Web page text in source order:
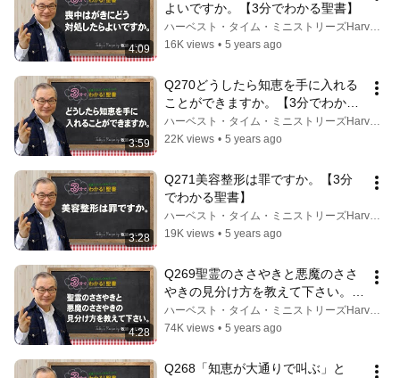
4:09
よいですか。【3分でわかる聖書】
ハーベスト・タイム・ミニストリーズHarvest Time Ministries
16K views • 5 years ago
3:59
Q270どうしたら知恵を手に入れる
ことができますか。【3分でわかる
聖書】
ハーベスト・タイム・ミニストリーズHarvest Time Ministries
22K views • 5 years ago
3:28
Q271美容整形は罪ですか。【3分
でわかる聖書】
ハーベスト・タイム・ミニストリーズHarvest Time Ministries
19K views • 5 years ago
4:28
Q269聖霊のささやきと悪魔のささ
やきの見分け方を教えて下さい。
【3分でわかる聖書】
ハーベスト・タイム・ミニストリーズHarvest Time Ministries
74K views • 5 years ago
Q268「知恵が大通りで叫ぶ」と